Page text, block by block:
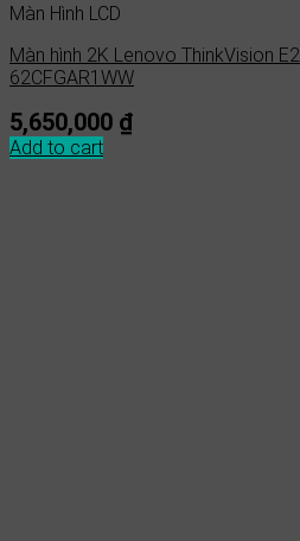
Màn Hình LCD
Màn hình 2K Lenovo ThinkVision
62CFGAR1WW
5,650,000 ₫
Add to cart